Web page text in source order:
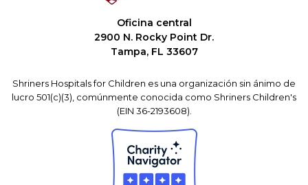
Oficina central
2900 N. Rocky Point Dr.
Tampa, FL 33607
Shriners Hospitals for Children es una organización sin ánimo de
lucro 501(c)(3), comúnmente conocida como Shriners Children's
(EIN 36-2193608).